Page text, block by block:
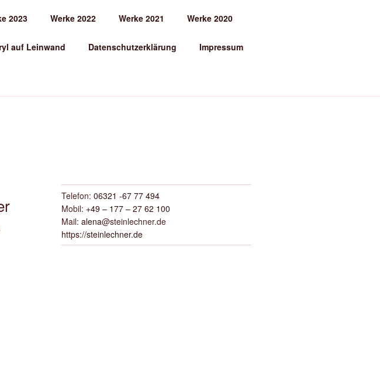
2023 Werke 2022 Werke 2021 Werke 2020
auf Leinwand Datenschutzerklärung Impressum
Telefon: 06321 -67 77 494
Mobil: +49 – 177 – 27 62 100
Mail: alena@steinlechner.de
https://steinlechner.de